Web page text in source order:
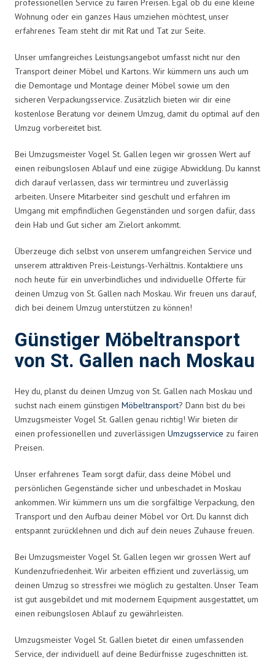
professionellen Service zu fairen Preisen. Egal ob du eine kleine
Wohnung oder ein ganzes Haus umziehen möchtest, unser
erfahrenes Team steht dir mit Rat und Tat zur Seite.
Unser umfangreiches Leistungsangebot umfasst nicht nur den
Transport deiner Möbel und Kartons. Wir kümmern uns auch um
die Demontage und Montage deiner Möbel sowie um den
sicheren Verpackungsservice. Zusätzlich bieten wir dir eine
kostenlose Beratung vor deinem Umzug, damit du optimal auf den
Umzug vorbereitet bist.
Bei Umzugsmeister Vogel St. Gallen legen wir grossen Wert auf
einen reibungslosen Ablauf und eine zügige Abwicklung. Du kannst
dich darauf verlassen, dass wir termintreu und zuverlässig
arbeiten. Unsere Mitarbeiter sind geschult und erfahren im
Umgang mit empfindlichen Gegenständen und sorgen dafür, dass
dein Hab und Gut sicher am Zielort ankommt.
Überzeuge dich selbst von unserem umfangreichen Service und
unserem attraktiven Preis-Leistungs-Verhältnis. Kontaktiere uns
noch heute für ein unverbindliches und individuelle Offerte für
deinen Umzug von St. Gallen nach Moskau. Wir freuen uns darauf,
dich bei deinem Umzug unterstützen zu können!
Günstiger Möbeltransport
von St. Gallen nach Moskau
Hey du, planst du deinen Umzug von St. Gallen nach Moskau und
suchst nach einem günstigen Möbeltransport? Dann bist du bei
Umzugsmeister Vogel St. Gallen genau richtig! Wir bieten dir
einen professionellen und zuverlässigen Umzugsservice zu fairen
Preisen.
Unser erfahrenes Team sorgt dafür, dass deine Möbel und
persönlichen Gegenstände sicher und unbeschadet in Moskau
ankommen. Wir kümmern uns um die sorgfältige Verpackung, den
Transport und den Aufbau deiner Möbel vor Ort. Du kannst dich
entspannt zurücklehnen und dich auf dein neues Zuhause freuen.
Bei Umzugsmeister Vogel St. Gallen legen wir grossen Wert auf
Kundenzufriedenheit. Wir arbeiten effizient und zuverlässig, um
deinen Umzug so stressfrei wie möglich zu gestalten. Unser Team
ist gut ausgebildet und mit modernem Equipment ausgestattet, um
einen reibungslosen Ablauf zu gewährleisten.
Umzugsmeister Vogel St. Gallen bietet dir einen umfassenden
Service, der individuell auf deine Bedürfnisse zugeschnitten ist.